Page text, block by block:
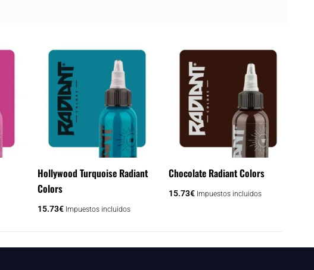
Hollywood Turquoise Radiant
Colors
15.73€ Impuestos incluidos
Chocolate Radiant Colors
15.73€ Impuestos incluidos